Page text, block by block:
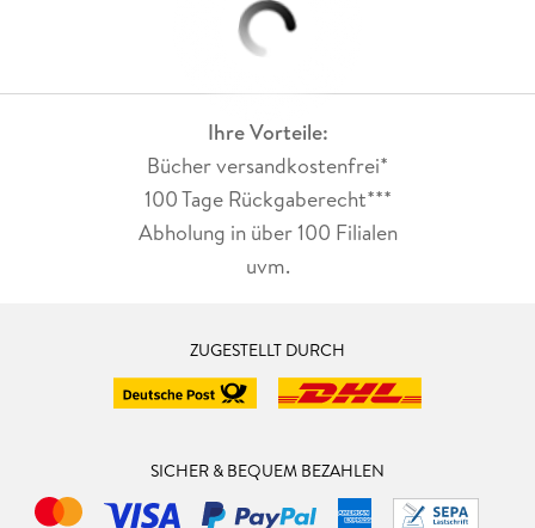
Ihre Vorteile:
Bücher versandkostenfrei*
100 Tage Rückgaberecht***
Abholung in über 100 Filialen
uvm.
ZUGESTELLT DURCH
SICHER & BEQUEM BEZAHLEN